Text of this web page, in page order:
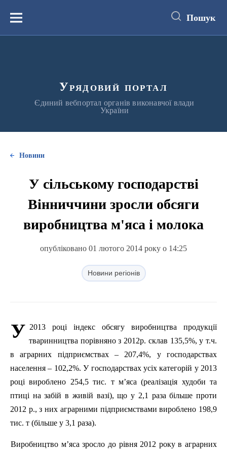
вмістуМеню Пошук
Урядовий портал
Єдиний вебпортал органів виконавчої влади
України
Новини
У сільському господарстві
Вінниччини зросли обсяги
виробництва м'яса і молока
опубліковано 01 лютого 2014 року о 14:25
Новини регіонів
У 2013 році індекс обсягу виробництва продукції
тваринництва порівняно з 2012р. склав 135,5%, у т.ч.
в аграрних підприємствах – 207,4%, у господарствах
населення – 102,2%. У господарствах усіх категорій у 2013
році вироблено 254,5 тис. т м’яса (реалізація худоби та
птиці на забій в живій вазі), що у 2,1 раза більше проти
2012 р., з них аграрними підприємствами вироблено 198,9
тис. т (більше у 3,1 раза).
Виробництво м’яса зросло до рівня 2012 року в аграрних